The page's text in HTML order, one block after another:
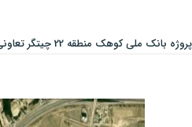
پروژه بانک ملی کوهک منطقه 22 چیتگر تعاونی سپاشهر